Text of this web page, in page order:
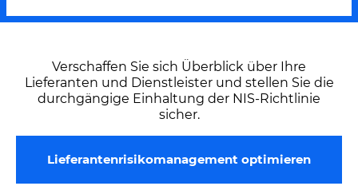
Verschaffen Sie sich Überblick über Ihre
Lieferanten und Dienstleister und stellen Sie die
durchgängige Einhaltung der NIS-Richtlinie
sicher.
Lieferantenrisikomanagement optimieren